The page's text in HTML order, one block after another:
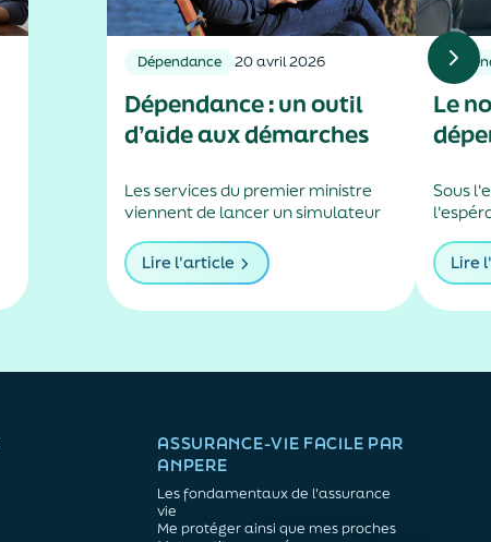
Dépendance 20 avril 2026
Dépendance : un outil
d’aide aux démarches
Les services du premier ministre
viennent de lancer un simulateur
médical est nécessaire dans le
cadre d’une demande d’allocation
Lire l'article
Le
Sous
en
Lire
ASSURANCE-VIE FACILE PAR
ANPERE
Les fondamentaux de l'assurance
vie
Me protéger ainsi que mes proches